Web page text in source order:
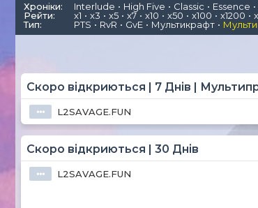
Хроніки: Interlude High Five Classic Essence
Рейти:
x1 x3 x5 x7 x10 x50 x100 x1200
Тип:
PTS RvR GvE Мультикрафт
Скоро відкриються | 7 Днів |
⦁⦁⦁ L2SAVAGE.FUN
Скоро відкриються | 30 Днів
⦁⦁⦁ L2SAVAGE.FUN